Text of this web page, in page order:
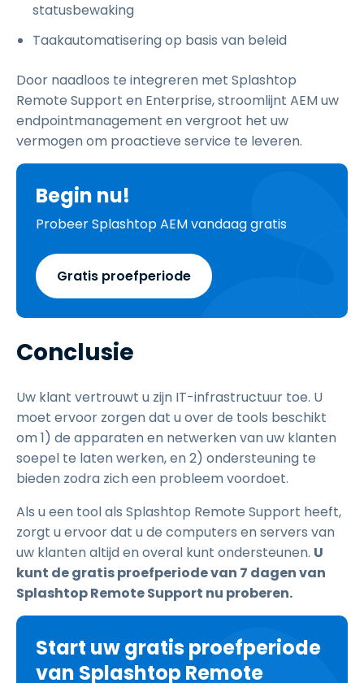
statusbewaking
Taakautomatisering op basis van beleid
Door naadloos te integreren met Splashtop
Remote Support en Enterprise, stroomlijnt AEM uw
endpointmanagement en vergroot het uw
vermogen om proactieve service te leveren.
Begin nu!
Probeer Splashtop AEM vandaag gratis
Gratis proefperiode
Conclusie
Uw klant vertrouwt u zijn IT-infrastructuur toe. U
moet ervoor zorgen dat u over de tools beschikt
om 1) de apparaten en netwerken van uw klanten
soepel te laten werken, en 2) ondersteuning te
bieden zodra zich een probleem voordoet.
Als u een tool als Splashtop Remote Support heeft,
zorgt u ervoor dat u de computers en servers van
uw klanten altijd en overal kunt ondersteunen. U
kunt de gratis proefperiode van 7 dagen van
Splashtop Remote Support nu proberen.
Start uw gratis proefperiode
van Splashtop Remote